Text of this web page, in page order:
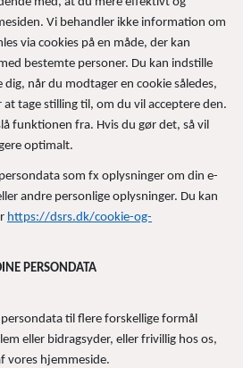
Vi behandler ikke information om
via cookies på en måde, der kan
bestemte personer. Du kan indstille
når du modtager en cookie således,
tage stilling til, om du vil acceptere den.
funktionen fra. Hvis du gør det, så vil
optimalt.
som fx oplysninger om din e-
andre personlige oplysninger. Du kan
https://dsrs.dk/cookie-og-
PERSONDATA
til flere forskellige formål
eller bidragsyder, eller frivillig hos os,
vores hjemmeside.